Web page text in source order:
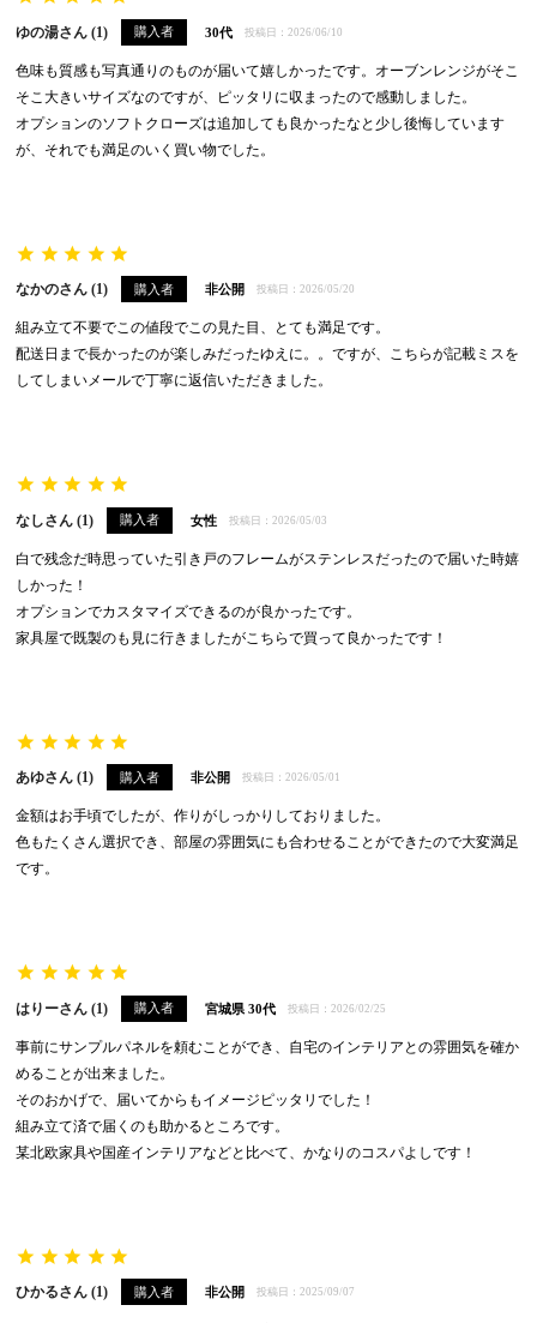
ゆの湯 1 購入者 30代 投稿日 2026/06/10
色味も質感も写真通りのものが届いて嬉しかったです。オーブンレンジがそこ
そこ大きいサイズなのですが、ピッタリに収まったので感動しました。
オプションのソフトクローズは追加しても良かったなと少し後悔しています
が、それでも満足のいく買い物でした。
なかの 1 購入者 非公開 投稿日 2026/05/20
組み立て不要でこの値段でこの見た目、とても満足です。
配送日まで長かったのが楽しみだったゆえに。。ですが、こちらが記載ミスを
なし 1 購入者 女性 投稿日 2026/05/03
白で残念だ時思っていた引き戸のフレームがステンレスだったので届いた時嬉
しかった！
オプションでカスタマイズできるのが良かったです。
家具屋で既製のも見に行きましたがこちらで買って良かったです！
あゆ 1 購入者 非公開 投稿日 2026/05/01
金額はお手頃でしたが、作りがしっかりしておりました。
色もたくさん選択でき、部屋の雰囲気にも合わせることができたので大変満足
です。
はりー 1 購入者 宮城県 30代 投稿日 2026/02/25
事前にサンプルパネルを頼むことができ、自宅のインテリアとの雰囲気を確か
めることが出来ました。
そのおかげで、届いてからもイメージピッタリでした！
組み立て済で届くのも助かるところです。
某北欧家具や国産インテリアなどと比べて、かなりのコスパよしです！
ひかる 1 購入者 非公開 投稿日 2025/09/07